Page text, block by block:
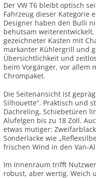
Der VW T6 bleibt optisch
Fahrzeug dieser Kategorie
Designer haben den Bulli
behutsam
gezeichneter Kasten mit
markanter Kühlergrill und
Übersichtlichkeit und
beim Vorgänger, vor allem
Chrompaket.
Die Seitenansicht ist
Silhouette“. Praktisch und
Dachreling, Schiebetüren
Alufelgen bis zu 18 Zoll.
etwas mutiger:
Sonderlacke wie
frischen Wind in den Van-
Im Innenraum trifft
robust, aber wertig. Weich